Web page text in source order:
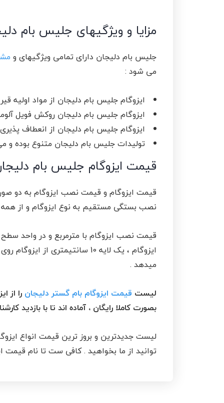
مزایا و ویژگیهای جلیس بام
جلیس بام دلیجان دارای تمامی ویژگیهای و
می شود :
ایزوگام جلیس بام دلیجان از مواد اولیه
ایزوگام جلیس بام دلیجان روکش فویل
ایزوگام جلیس بام دلیجان از انعطاف
تولیدات جلیس بام دلیجان متنوع بوده و
قیمت ایزوگام جلیس بام
قیمت ایزوگام و قیمت نصب ایزوگام به دو
نصب بستگی مستقیم به نوع ایزوگام و از
میدهد .
لیست قیمت ایزوگام بام گستر دلیجان را از
بصورت کاملا رایگان ، آماده اند تا با بازدید
لیست جدیدترین و بروز ترین قیمت انواع
توانید از ما بخواهید . کافی ست تا نام قیمت